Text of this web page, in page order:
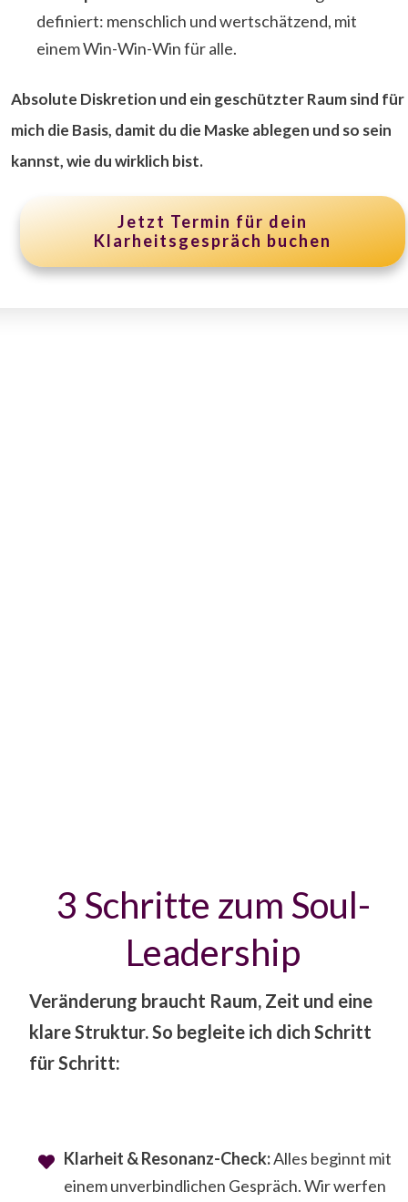
definiert: menschlich und wertschätzend, mit
einem Win-Win-Win für alle.
Absolute Diskretion und ein geschützter Raum sind für
mich die Basis, damit du die Maske ablegen und so sein
kannst, wie du wirklich bist.
Jetzt Termin für dein
Klarheitsgespräch buchen
3 Schritte zum Soul-
Leadership
Veränderung braucht Raum, Zeit und eine
klare Struktur. So begleite ich dich Schritt
für Schritt:
Klarheit & Resonanz-Check:Alles beginnt mit
einem unverbindlichen Gespräch. Wir werfen